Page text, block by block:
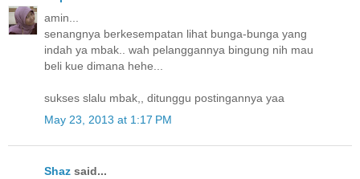
amin...
senangnya berkesempatan lihat bunga-bunga yang
indah ya mbak.. wah pelanggannya bingung nih mau
beli kue dimana hehe...
sukses slalu mbak,, ditunggu postingannya yaa
May 23, 2013 at 1:17 PM
Shaz said...